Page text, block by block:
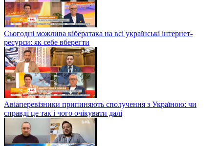
Сьогодні можлива кібератака на всі українські інтернет-
ресурси: як себе вберегти
Авіаперевізники припиняють сполучення з Україною: чи
справді це так і чого очікувати далі